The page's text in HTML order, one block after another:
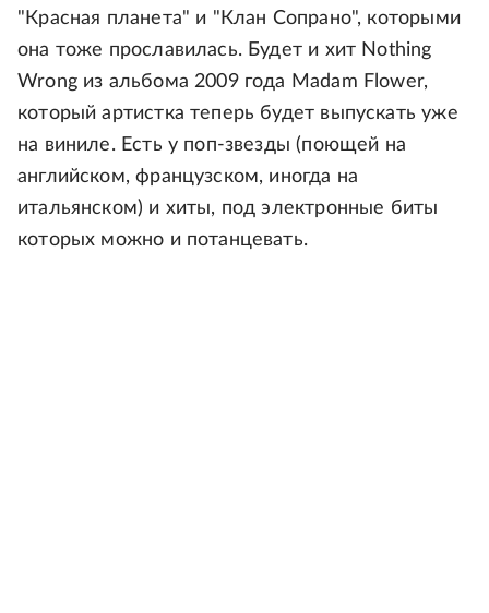
"Красная планета" и "Клан Сопрано", которыми
она тоже прославилась. Будет и хит Nothing
Wrong из альбома 2009 года Madam Flower,
который артистка теперь будет выпускать уже
на виниле. Есть у поп-звезды (поющей на
английском, французском, иногда на
итальянском) и хиты, под электронные биты
которых можно и потанцевать.